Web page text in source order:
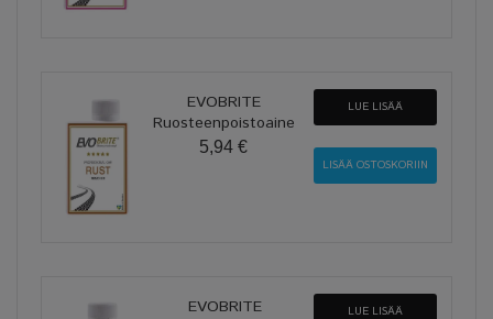
EVOBRITE
Ruosteenpoistoaine
5,94 €
LUE LISÄÄ
EVOBRITE
LUE LISÄÄ